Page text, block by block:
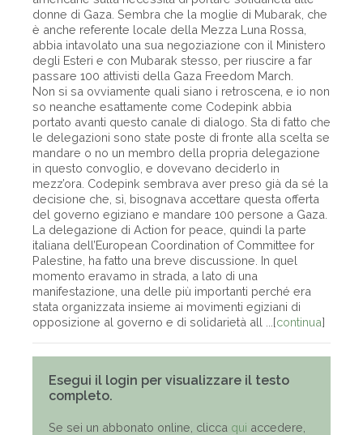
donne di Gaza. Sembra che la moglie di Mubarak, che
è anche referente locale della Mezza Luna Rossa,
abbia intavolato una sua negoziazione con il Ministero
degli Esteri e con Mubarak stesso, per riuscire a far
passare 100 attivisti della Gaza Freedom March.
Non si sa ovviamente quali siano i retroscena, e io non
so neanche esattamente come Codepink abbia
portato avanti questo canale di dialogo. Sta di fatto che
le delegazioni sono state poste di fronte alla scelta se
mandare o no un membro della propria delegazione
in questo convoglio, e dovevano deciderlo in
mezz’ora. Codepink sembrava aver preso già da sé la
decisione che, sì, bisognava accettare questa offerta
del governo egiziano e mandare 100 persone a Gaza.
La delegazione di Action for peace, quindi la parte
italiana dell’European Coordination of Committee for
Palestine, ha fatto una breve discussione. In quel
momento eravamo in strada, a lato di una
manifestazione, una delle più importanti perché era
stata organizzata insieme ai movimenti egiziani di
opposizione al governo e di solidarietà all ...[continua]
Esegui il login per visualizzare il testo
completo.
Se sei un abbonato online, clicca qui accedere,